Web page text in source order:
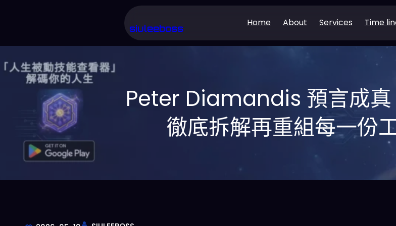
主
要
siuleeboss Home About Services Time
Peter Diamandis 預言成真
徹底拆解再重組每一份